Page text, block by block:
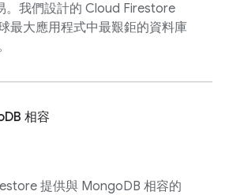
。我們設計的 Cloud Firestore
最大應用程式中最艱鉅的資料庫
相容
提供與 MongoDB 相容的